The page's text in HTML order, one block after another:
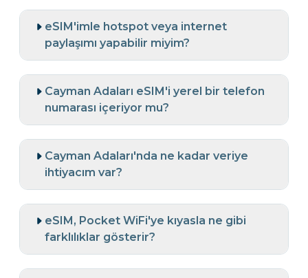
eSIM'imle hotspot veya internet
paylaşımı yapabilir miyim?
Cayman Adaları eSIM'i yerel bir telefon
numarası içeriyor mu?
Cayman Adaları'nda ne kadar veriye
ihtiyacım var?
eSIM, Pocket WiFi'ye kıyasla ne gibi
farklılıklar gösterir?